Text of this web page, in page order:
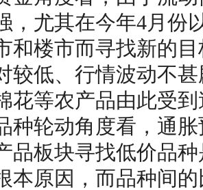
，尤其在今年4月份
和楼市而寻找新的
较低、行情波动不
花等农产品由此受
轮动角度看，通胀
品板块寻找低价品种
本原因，而品种间